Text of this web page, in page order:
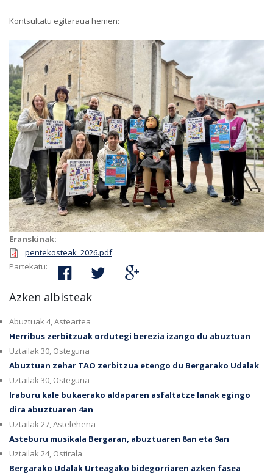
Kontsultatu egitaraua hemen:
Eranskinak:
pentekosteak_2026.pdf
Partekatu:
Azken albisteak
Abuztuak 4, Asteartea
Herribus zerbitzuak ordutegi berezia izango du abuztuan
Uztailak 30, Osteguna
Abuztuan zehar TAO zerbitzua etengo du Bergarako Udalak
Uztailak 30, Osteguna
Iraburu kale bukaerako aldaparen asfaltatze lanak egingo
dira abuztuaren 4an
Uztailak 27, Astelehena
Asteburu musikala Bergaran, abuztuaren 8an eta 9an
Uztailak 24, Ostirala
Bergarako Udalak Urteagako bidegorriaren azken fasea